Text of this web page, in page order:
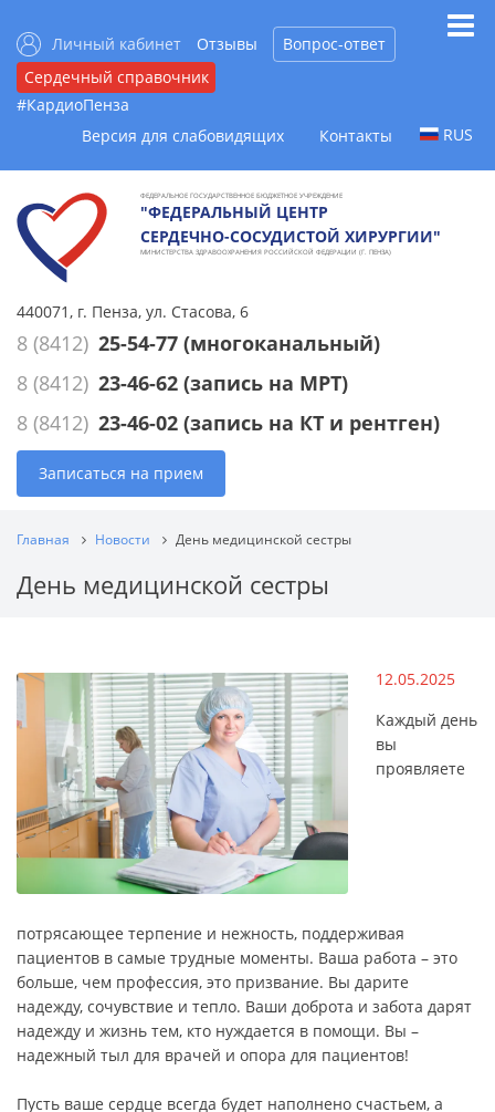
Личный кабинет Отзывы
Вопрос-ответ
Сердечный справочник
#КардиоПенза
Версия для слабовидящих
Контакты RUS
ФЕДЕРАЛЬНОЕ ГОСУДАРСТВЕННОЕ БЮДЖЕТНОЕ УЧРЕЖДЕНИЕ
"ФЕДЕРАЛЬНЫЙ ЦЕНТР
СЕРДЕЧНО-СОСУДИСТОЙ ХИРУРГИИ"
МИНИСТЕРСТВА ЗДРАВООХРАНЕНИЯ РОССИЙСКОЙ ФЕДЕРАЦИИ (Г. ПЕНЗА)
440071, г. Пенза, ул. Стасова, 6
8 (8412) 25-54-77 (многоканальный)
8 (8412) 23-46-62 (запись на МРТ)
8 (8412) 23-46-02 (запись на КТ и рентген)
Записаться на прием
Главная Новости День медицинской сестры
День медицинской сестры
12.05.2025
Каждый день
вы
проявляете
потрясающее терпение и нежность, поддерживая
пациентов в самые трудные моменты. Ваша работа – это
больше, чем профессия, это призвание. Вы дарите
надежду, сочувствие и тепло. Ваши доброта и забота дарят
надежду и жизнь тем, кто нуждается в помощи. Вы –
надежный тыл для врачей и опора для пациентов!
Пусть ваше сердце всегда будет наполнено счастьем, а